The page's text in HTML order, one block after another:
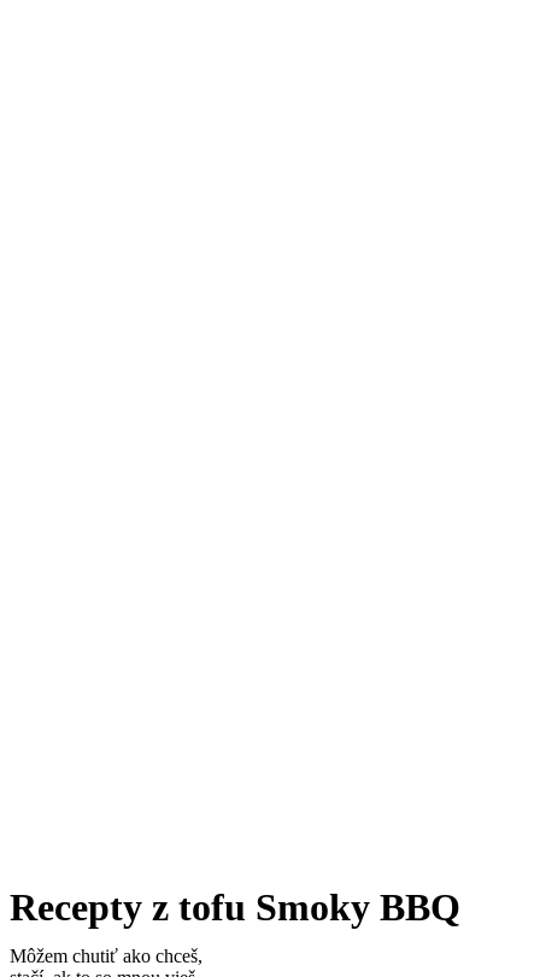
Recepty z tofu Smoky BBQ
Môžem chutiť ako chceš,